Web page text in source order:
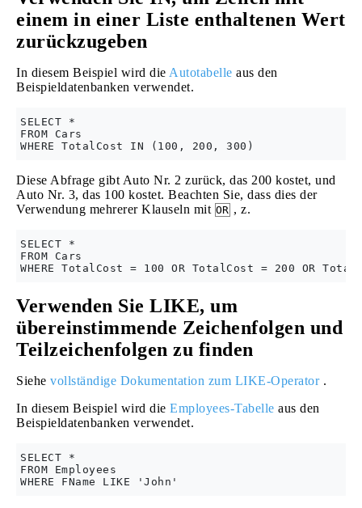
einem in einer Liste enthaltenen Wert
zurückzugeben
In diesem Beispiel wird die Autotabelle aus den
Beispieldatenbanken verwendet.
SELECT *
FROM Cars
Diese Abfrage gibt Auto Nr. 2 zurück, das 200 kostet, und
Auto Nr. 3, das 100 kostet. Beachten Sie, dass dies der
Verwendung mehrerer Klauseln mit OR , z.
SELECT *
FROM Cars
Verwenden Sie LIKE, um
übereinstimmende Zeichenfolgen und
Teilzeichenfolgen zu finden
Siehe vollständige Dokumentation zum LIKE-Operator.
In diesem Beispiel wird die Employees-Tabelle aus den
Beispieldatenbanken verwendet.
SELECT *
FROM Employees